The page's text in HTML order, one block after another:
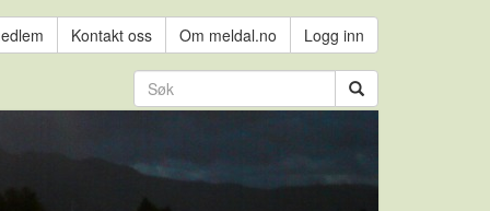
Kontakt oss Om meldal.no Logg inn